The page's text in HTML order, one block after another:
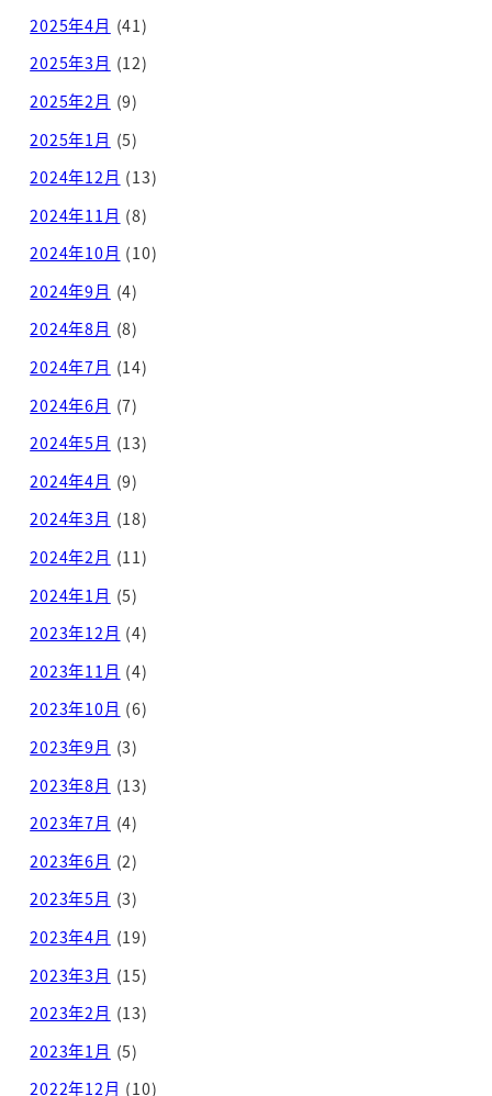
2025年4月 (41)
2025年3月 (12)
2025年2月 (9)
2025年1月 (5)
2024年12月 (13)
2024年11月 (8)
2024年10月 (10)
2024年9月 (4)
2024年8月 (8)
2024年7月 (14)
2024年6月 (7)
2024年5月 (13)
2024年4月 (9)
2024年3月 (18)
2024年2月 (11)
2024年1月 (5)
2023年12月 (4)
2023年11月 (4)
2023年10月 (6)
2023年9月 (3)
2023年8月 (13)
2023年7月 (4)
2023年6月 (2)
2023年5月 (3)
2023年4月 (19)
2023年3月 (15)
2023年2月 (13)
2023年1月 (5)
2022年12月 (10)